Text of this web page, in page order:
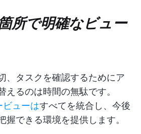
所で明確なビュー
、タスクを確認するためにア
えるのは時間の無駄です。
ューはすべてを統合し、今後
握できる環境を提供します。